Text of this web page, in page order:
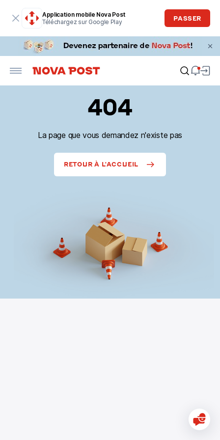
Application mobile Nova Post
Téléchargez sur Google Play
PASSER
404
La page que vous demandez n'existe pas
RETOUR À L'ACCUEIL